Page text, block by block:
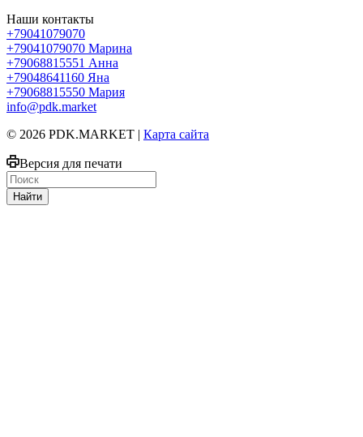
Наши контакты
+79041079070
+79041079070 Марина
+79068815551 Анна
+79048641160 Яна
+79068815550 Мария
info@pdk.market
© 2026 PDK.MARKET | Карта сайта
Версия для печати
Найти